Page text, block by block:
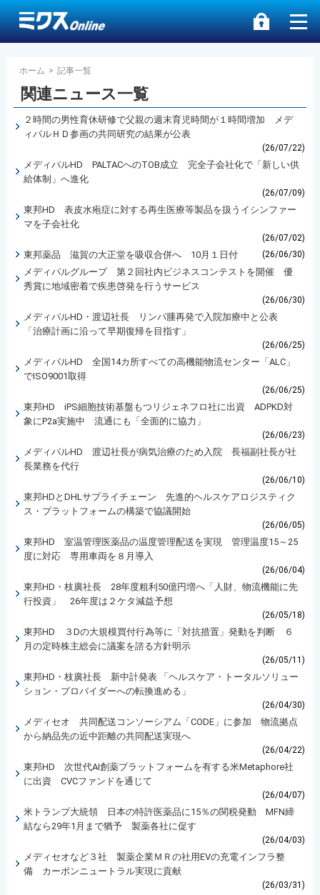
ホーム > 記事一覧
関連ニュース一覧
２時間の男性育休研修で父親の週末育児時間が１時間増加 メデ
ィパルＨＤ参画の共同研究の結果が公表
(26/07/22)
メディパルHD PALTACへのTOB成立 完全子会社化で「新しい供
給体制」へ進化
(26/07/09)
東邦HD 表皮水疱症に対する再生医療等製品を扱うイシンファー
マを子会社化
(26/07/02)
東邦薬品 滋賀の大正堂を吸収合併へ 10月１日付 (26/06/30)
メディパルグループ 第２回社内ビジネスコンテストを開催 優
秀賞に地域密着で疾患啓発を行うサービス
(26/06/30)
メディパルHD・渡辺社長 リンパ腫再発で入院加療中と公表
「治療計画に沿って早期復帰を目指す」
(26/06/25)
メディパルHD 全国14カ所すべての高機能物流センター「ALC」
でISO9001取得
(26/06/25)
東邦HD iPS細胞技術基盤もつリジェネフロ社に出資 ADPKD対
象にP2a実施中 流通にも「全面的に協力」
(26/06/23)
メディパルHD 渡辺社長が病気治療のため入院 長福副社長が社
長業務を代行
(26/06/10)
東邦HDとDHLサプライチェーン 先進的ヘルスケアロジスティク
ス・プラットフォームの構築で協議開始
(26/06/05)
東邦HD 室温管理医薬品の温度管理配送を実現 管理温度15～25
度に対応 専用車両を８月導入
(26/06/04)
東邦HD・枝廣社長 28年度粗利50億円増へ「人財、物流機能に先
行投資」 26年度は２ケタ減益予想
(26/05/18)
東邦HD ３Dの大規模買付行為等に「対抗措置」発動を判断 ６
月の定時株主総会に議案を諮る方針明示
(26/05/11)
東邦HD・枝廣社長 新中計発表 「ヘルスケア・トータルソリュー
ション・プロバイダーへの転換進める」
(26/04/30)
メディセオ 共同配送コンソーシアム「CODE」に参加 物流拠点
から納品先の近中距離の共同配送実現へ
(26/04/22)
東邦HD 次世代AI創薬プラットフォームを有する米Metaphore社
に出資 CVCファンドを通じて
(26/04/07)
米トランプ大統領 日本の特許医薬品に15％の関税発動 MFN締
結なら29年1月まで猶予 製薬各社に促す
(26/04/03)
メディセオなど３社 製薬企業ＭＲの社用EVの充電インフラ整
備 カーボンニュートラル実現に貢献
(26/03/31)